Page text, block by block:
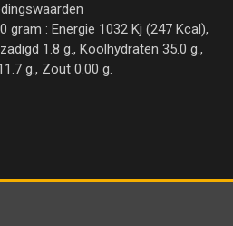
gram : Energie 1032 Kj (247 Kcal),
1.8 g., Koolhydraten 35.0 g.,
g., Zout 0.00 g.